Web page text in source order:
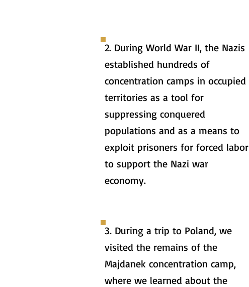
2. During World War II, the Nazis
established hundreds of
concentration camps in occupied
territories as a tool for
suppressing conquered
populations and as a means to
exploit prisoners for forced labor
to support the Nazi war
economy.
3. During a trip to Poland, we
visited the remains of the
Majdanek concentration camp,
where we learned about the